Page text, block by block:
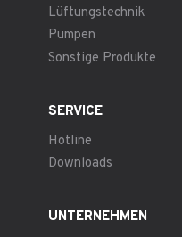
Lüftungstechnik
Pumpen
Sonstige Produkte
SERVICE
Hotline
Downloads
UNTERNEHMEN